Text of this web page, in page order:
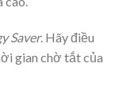
Saver. Hãy điều
gian chờ tắt của